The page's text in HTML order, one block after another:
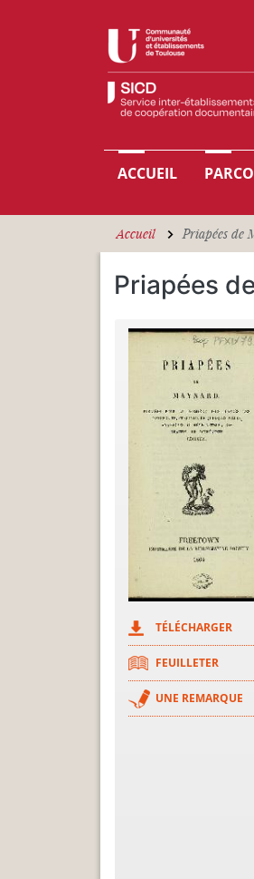
ACCUEIL
Accueil Priapées de
Priapées
TÉLÉCHARGER
FEUILLETER
UNE REMARQUE